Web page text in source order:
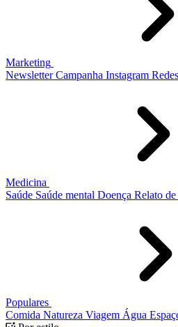
Marketing
Newsletter Campanha Instagram
Medicina
Saúde Saúde mental Doença Relato de
Populares
Comida Natureza Viagem Água